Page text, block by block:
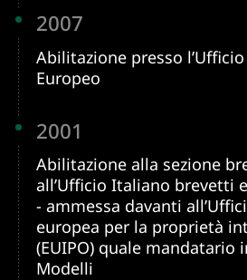
2007
Abilitazione presso
Europeo
2001
Abilitazione alla sezione
all’Ufficio Italiano brevetti
- ammessa davanti
europea per la proprietà
(EUIPO) quale mandatario
Modelli